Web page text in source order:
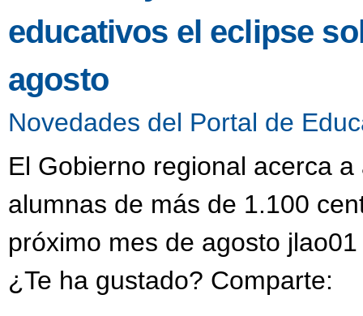
educativos el eclipse
agosto
Novedades del Portal de
El Gobierno regional acerca
alumnas de más de 1.100
próximo mes de agosto
¿Te ha gustado? Comparte: